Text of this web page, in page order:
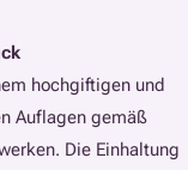
hochgiftigen und
Auflagen gemäß
Die Einhaltung